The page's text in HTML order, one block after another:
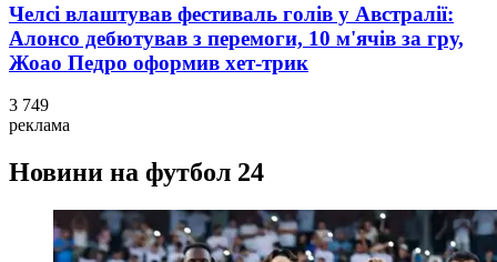
Челсі влаштував фестиваль голів у Австралії:
Алонсо дебютував з перемоги, 10 м'ячів за гру,
Жоао Педро оформив хет-трик
3 749
реклама
Новини на футбол 24